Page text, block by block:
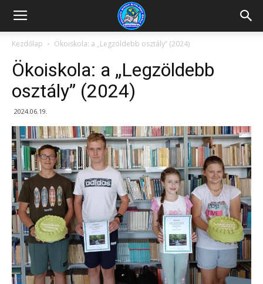
Kazincbarcikai
Pollack
Mihály
Általános
Iskola
Kezdőlap Ökoiskola: a „Legzöldebb osztály” (2024)
Ökoiskola: a „Legzöldebb
osztály” (2024)
2024.06.19.